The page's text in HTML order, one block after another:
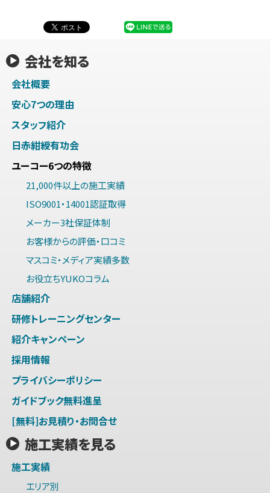
会社を知る
会社概要
安心7つの理由
スタッフ紹介
日赤紺綬有功会
ユーコー6つの特徴
21,000件以上の施工実績
ISO9001・14001認証取得
メーカー3社保証体制
お客様からの評価・口コミ
マスコミ・メディア実績多数
お役立ちYUKOコラム
店舗紹介
研修トレーニングセンター
紹介キャンペーン
採用情報
プライバシーポリシー
ガイドブック無料進呈
[無料]お見積り・お問合せ
施工実績を見る
施工実績
エリア別